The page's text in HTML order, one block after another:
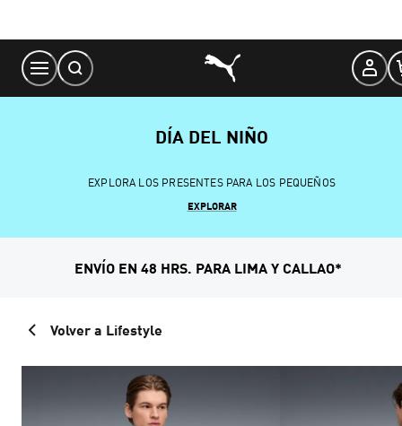
Content
DÍA DEL NIÑO
EXPLORA LOS PRESENTES PARA LOS PEQUEÑOS
EXPLORAR
ENVÍO EN 48 HRS. PARA LIMA Y CALLAO*
Volver a Lifestyle